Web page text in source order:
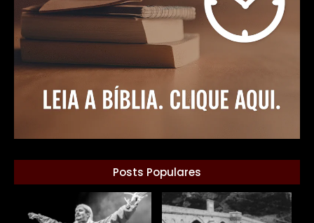
Posts Populares